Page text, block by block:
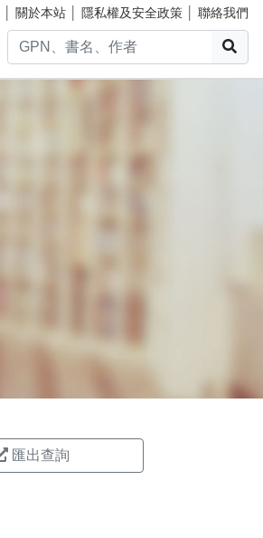
關於本站 隱私權及安全政策 聯絡我們
匯出查詢